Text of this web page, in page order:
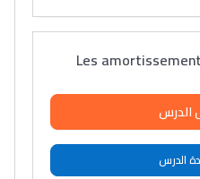
Les
الدرس
الدرس